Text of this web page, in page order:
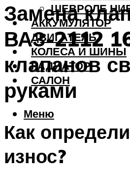
ШЕВРОЛЕ
АККУМУЛЯТОР
ДВИГАТЕЛЬ
КОЛЕСА И ШИНЫ
РАДИАТОР
САЛОН
Меню
Замена
ВАЗ-2112
клапанов
руками
Как
износ?